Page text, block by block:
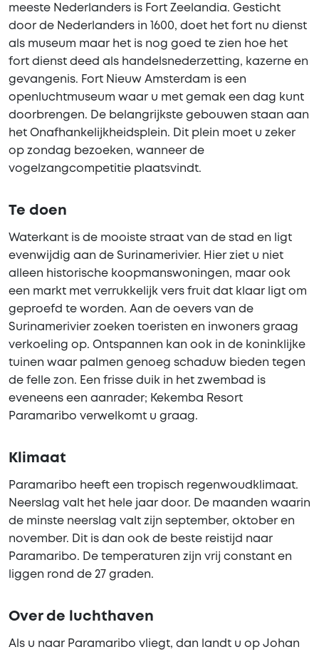
meeste Nederlanders is Fort Zeelandia. Gesticht
door de Nederlanders in 1600, doet het fort nu dienst
als museum maar het is nog goed te zien hoe het
fort dienst deed als handelsnederzetting, kazerne en
gevangenis. Fort Nieuw Amsterdam is een
openluchtmuseum waar u met gemak een dag kunt
doorbrengen. De belangrijkste gebouwen staan aan
het Onafhankelijkheidsplein. Dit plein moet u zeker
op zondag bezoeken, wanneer de
vogelzangcompetitie plaatsvindt.
Te doen
Waterkant is de mooiste straat van de stad en ligt
evenwijdig aan de Surinamerivier. Hier ziet u niet
alleen historische koopmanswoningen, maar ook
een markt met verrukkelijk vers fruit dat klaar ligt om
geproefd te worden. Aan de oevers van de
Surinamerivier zoeken toeristen en inwoners graag
verkoeling op. Ontspannen kan ook in de koninklijke
tuinen waar palmen genoeg schaduw bieden tegen
de felle zon. Een frisse duik in het zwembad is
eveneens een aanrader; Kekemba Resort
Paramaribo verwelkomt u graag.
Klimaat
Paramaribo heeft een tropisch regenwoudklimaat.
Neerslag valt het hele jaar door. De maanden waarin
de minste neerslag valt zijn september, oktober en
november. Dit is dan ook de beste reistijd naar
Paramaribo. De temperaturen zijn vrij constant en
liggen rond de 27 graden.
Over de luchthaven
Als u naar Paramaribo vliegt, dan landt u op Johan